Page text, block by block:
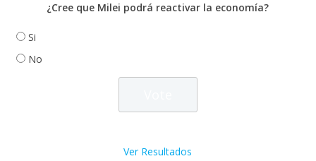
¿Cree que Milei podrá reactivar la economía?
Si
No
Ver Resultados